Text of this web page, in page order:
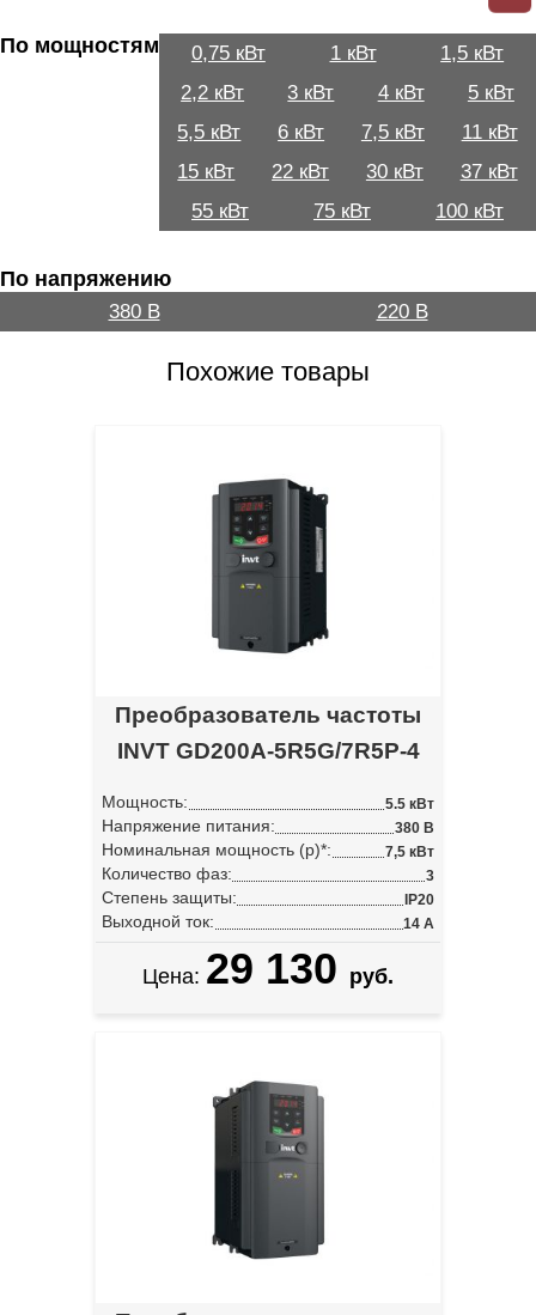
По мощностям 0,75 кВт 1 кВт
1,5 кВт
2,2 кВт
3 кВт 4 кВт
5 кВт
5,5 кВт
6 кВт 7,5 кВт
11 кВт
15 кВт
22 кВт 30 кВт
37 кВт
55 кВт
75 кВт 100 кВт
По напряжению
380 В 220 В
Похожие товары
Преобразователь частоты
INVT GD200A-5R5G/7R5P-4
Мощность: 5.5 кВт
Напряжение питания: 380 В
Номинальная мощность (p)*: 7,5 кВт
Количество фаз: 3
Степень защиты: IP20
Выходной ток: 14 А
Цена: 29 130 руб.